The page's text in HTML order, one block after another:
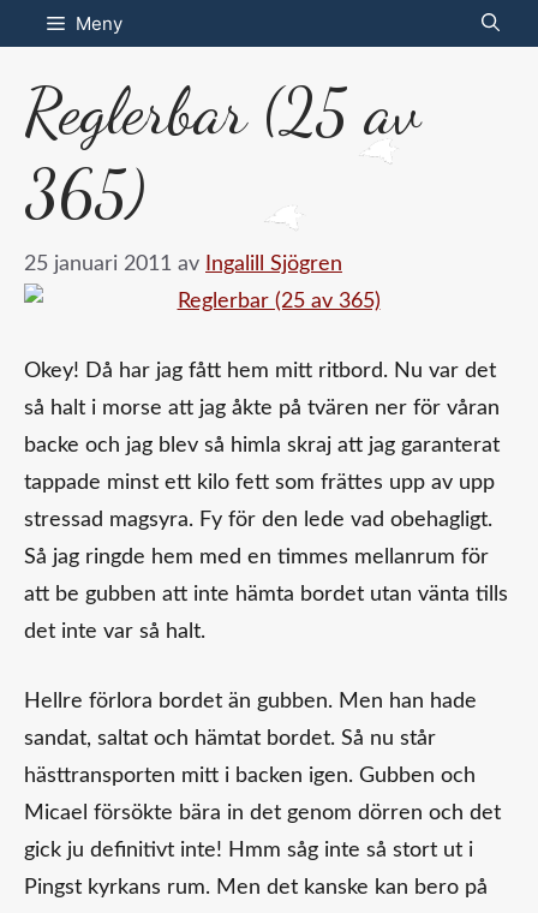
Hoppa
till
innehåll
Meny
Reglerbar (25 av
365)
25 januari 2011 av Ingalill Sjögren
Okey! Då har jag fått hem mitt ritbord. Nu var det
så halt i morse att jag åkte på tvären ner för våran
backe och jag blev så himla skraj att jag garanterat
tappade minst ett kilo fett som frättes upp av upp
stressad magsyra. Fy för den lede vad obehagligt.
Så jag ringde hem med en timmes mellanrum för
att be gubben att inte hämta bordet utan vänta tills
det inte var så halt.
Hellre förlora bordet än gubben. Men han hade
sandat, saltat och hämtat bordet. Så nu står
hästtransporten mitt i backen igen. Gubben och
Micael försökte bära in det genom dörren och det
gick ju definitivt inte! Hmm såg inte så stort ut i
Pingst kyrkans rum. Men det kanske kan bero på